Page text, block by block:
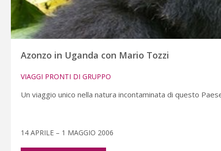
Azonzo in Uganda con Mario Tozzi
VIAGGI PRONTI DI GRUPPO
Un viaggio unico nella natura incontaminata di questo
14 APRILE – 1 MAGGIO 2006